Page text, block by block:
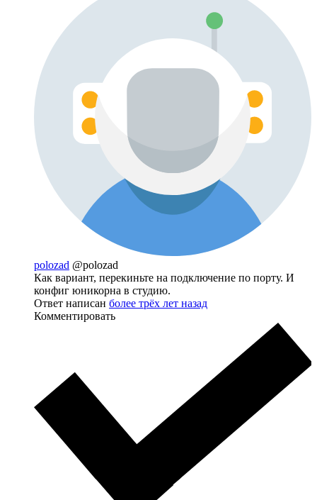
polozad @polozad
Как вариант, перекиньте на подключение по порту. И
конфиг юникорна в студию.
Ответ написан более трёх лет назад
Комментировать